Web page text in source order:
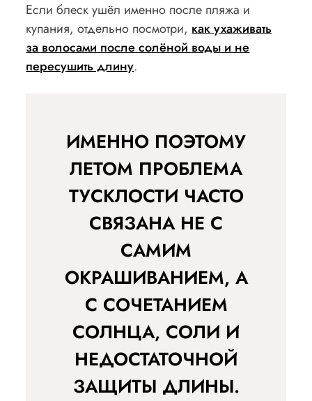
Если блеск ушёл именно после пляжа и
купания, отдельно посмотри, как ухаживать
за волосами после солёной воды и не
пересушить длину.
ИМЕННО ПОЭТОМУ
ЛЕТОМ ПРОБЛЕМА
ТУСКЛОСТИ ЧАСТО
СВЯЗАНА НЕ С
САМИМ
ОКРАШИВАНИЕМ, А
С СОЧЕТАНИЕМ
СОЛНЦА, СОЛИ И
НЕДОСТАТОЧНОЙ
ЗАЩИТЫ ДЛИНЫ.